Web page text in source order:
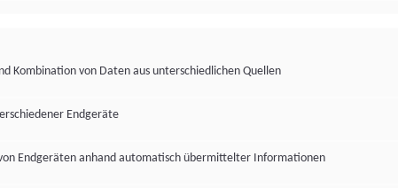
Kombination von Daten aus unterschiedlichen Quellen
Endgeräte
Endgeräten anhand automatisch übermittelter Informationen